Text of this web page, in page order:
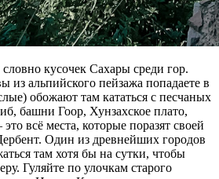
кусочек Сахары среди гор.
из альпийского пейзажа попадаете в
обожают там кататься с песчаных
башни Гоор, Хунзахское плато,
всё места, которые поразят своей
Один из древнейших городов
там хотя бы на сутки, чтобы
Гуляйте по улочкам старого